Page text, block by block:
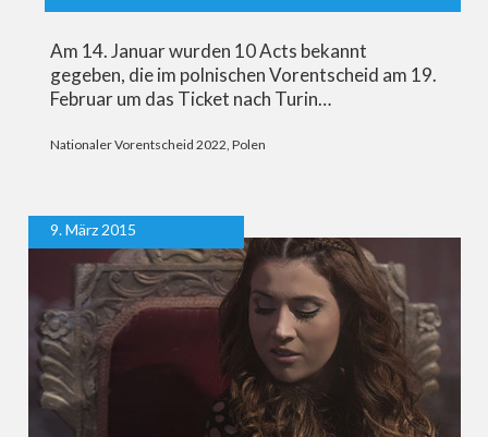
Am 14. Januar wurden 10 Acts bekannt
gegeben, die im polnischen Vorentscheid am 19.
Februar um das Ticket nach Turin…
Nationaler Vorentscheid 2022 Polen
9. März 2015